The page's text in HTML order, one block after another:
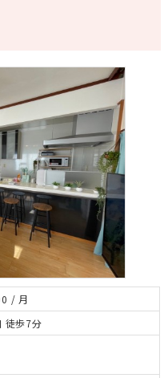
/ 月
徒歩7分